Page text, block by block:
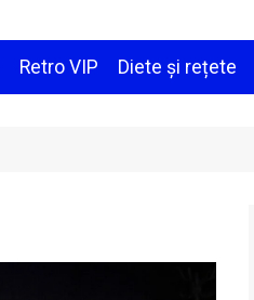
Retro VIP Diete și rețete